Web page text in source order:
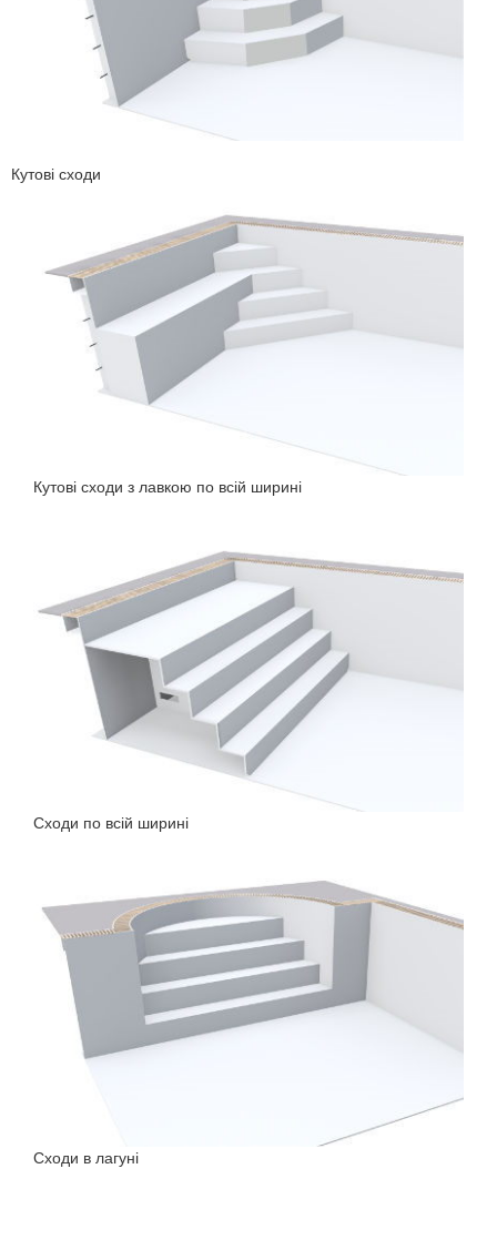
Кутові сходи
Кутові сходи з лавкою по всій ширині
Сходи по всій ширині
Сходи в лагуні